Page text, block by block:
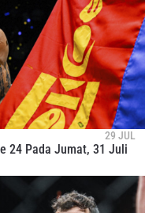
29 JUL
24 Pada Jumat, 31 Juli